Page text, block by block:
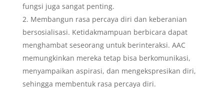
fungsi juga sangat penting.
Membangun rasa percaya diri dan keberanian
bersosialisasi. Ketidakmampuan berbicara dapat
menghambat seseorang untuk berinteraksi. AAC
memungkinkan mereka tetap bisa berkomunikasi,
menyampaikan aspirasi, dan mengekspresikan diri,
sehingga membentuk rasa percaya diri.